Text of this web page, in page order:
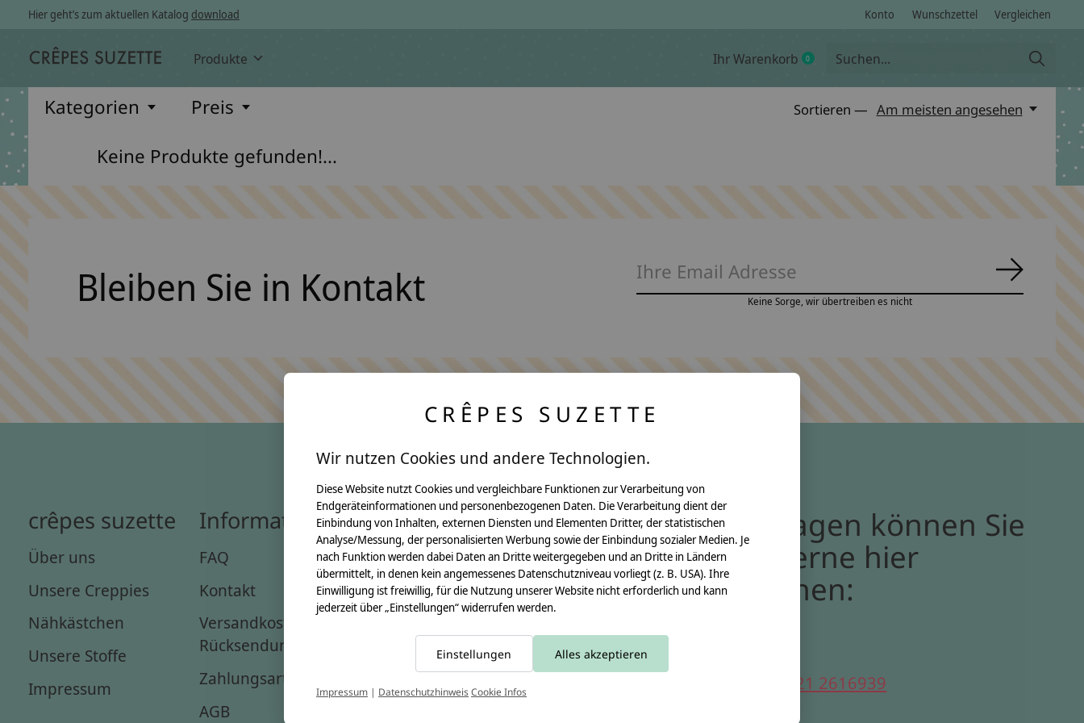
Hier geht’s zum aktuellen Katalog download Konto Wunschzettel Vergleichen
Produkte Ihr Warenkorb 0items
Kategorien Preis Sortieren — Am meisten angesehen
Keine Produkte gefunden!...
Bleiben Sie in Kontakt Keine Sorge, wir übertreiben es nicht
crêpes suzette
Über uns
Unsere Creppies
Nähkästchen
Unsere Stoffe
Impressum
Informationen
FAQ
Kontakt
Versandkosten &
Rücksendungen
Zahlungsarten
AGB
Anleitungen
Video Nähset
Anleitung MOMA
Schultüte
Leseknochen
Schnittmuster
Bei Fragen können Sie
uns gerne hier
erreichen:
0221 2616939
CRÊPES SUZETTE
Wir nutzen Cookies und andere Technologien.
Diese Website nutzt Cookies und vergleichbare Funktionen zur Verarbeitung von
Endgeräteinformationen und personenbezogenen Daten. Die Verarbeitung dient der
Einbindung von Inhalten, externen Diensten und Elementen Dritter, der statistischen
Analyse/Messung, der personalisierten Werbung sowie der Einbindung sozialer Medien. Je
nach Funktion werden dabei Daten an Dritte weitergegeben und an Dritte in Ländern
übermittelt, in denen kein angemessenes Datenschutzniveau vorliegt (z. B. USA). Ihre
Einwilligung ist freiwillig, für die Nutzung unserer Website nicht erforderlich und kann
jederzeit über „Einstellungen“ widerrufen werden.
Einstellungen Alles akzeptieren
Impressum | DatenschutzhinweisCookie Infos